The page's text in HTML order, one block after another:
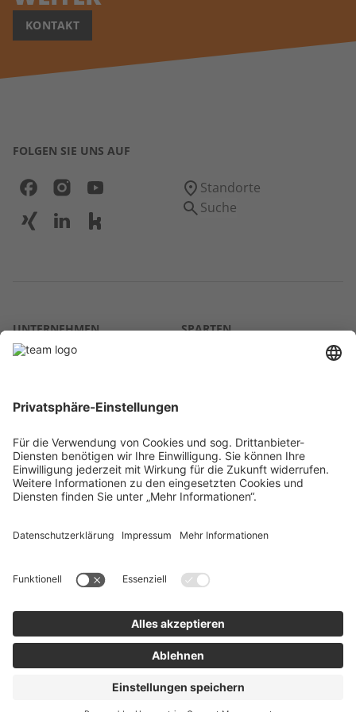
KONTAKT
FOLGEN SIE UNS AUF
Standorte
Suche
UNTERNEHMEN
Über uns
Karriere
Kontakt
SPARTEN
RECHTLICHES
Lieferkette
Barrierefreiheitserklärung
Code of Conduct